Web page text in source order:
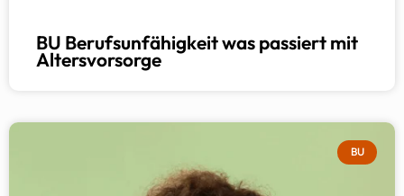
BU Berufsunfähigkeit was passiert mit
Altersvorsorge
BU